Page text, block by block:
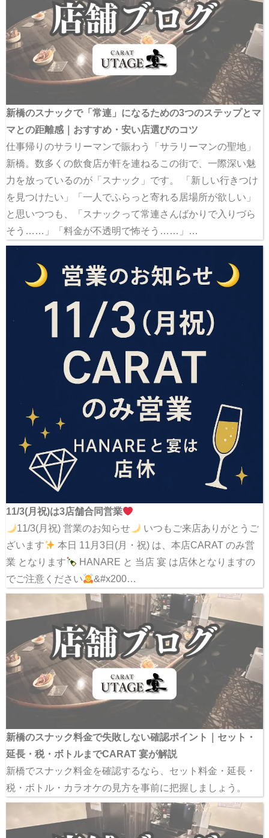
新橋のスナックで「常連」になるための3つのステップとマ
マとの距離感｜おすすめ・安い店選びのコツ
仕事帰りのサラリーマンで賑わう「サラリーマンの聖地」
新橋。数多くの飲食店が軒を連ねるこの街で、一際深い魅
力を放っているのが「スナック」です。 「新しい行きつけ
を見つけたい」「一人でふらっと寄れる居場所が欲しい」
と思いつつも、「スナックって常連さんばかりで入りづら
そう……」「料金が不透明で怖そう……」…
11/3(月祝)は3店舗合同営業
11/3(月祝) 営業のお知らせ
いつもご来店ありがとうご
ざいます
本日 11月3日(月・祝) は、本店CARAT のみ営
業 となります
HANARE と 当店 宴 は店休となりますの
でご注意ください
&#x200…
新橋のスナック料金で失敗しない確認ポイント｜セット・
延長・税・ボトルまでCARAT 宴が解説
新橋でスナック料金を確認するなら、セット料金・延長・
税・ボトル・カラオケの見方を事前に把握しましょう。